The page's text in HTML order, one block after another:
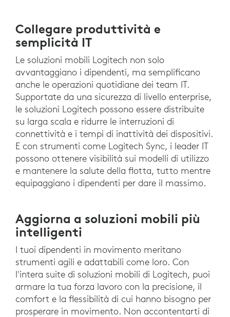
Collegare produttività e
semplicità IT
Le soluzioni mobili Logitech non solo
avvantaggiano i dipendenti, ma semplificano
anche le operazioni quotidiane dei team IT.
Supportate da una sicurezza di livello enterprise,
le soluzioni Logitech possono essere distribuite
su larga scala e ridurre le interruzioni di
connettività e i tempi di inattività dei dispositivi.
E con strumenti come Logitech Sync, i leader IT
possono ottenere visibilità sui modelli di utilizzo
e mantenere la salute della flotta, tutto mentre
equipaggiano i dipendenti per dare il massimo.
Aggiorna a soluzioni mobili più
intelligenti
I tuoi dipendenti in movimento meritano
strumenti agili e adattabili come loro. Con
l'intera suite di soluzioni mobili di Logitech, puoi
armare la tua forza lavoro con la precisione, il
comfort e la flessibilità di cui hanno bisogno per
prosperare in movimento. Non accontentarti di